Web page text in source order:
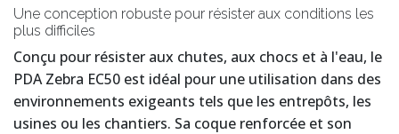
Une conception robuste pour résister aux conditions les
plus difficiles
Conçu pour résister aux chutes, aux chocs et à l'eau, le
PDA Zebra EC50 est idéal pour une utilisation dans des
environnements exigeants tels que les entrepôts, les
usines ou les chantiers. Sa coque renforcée et son